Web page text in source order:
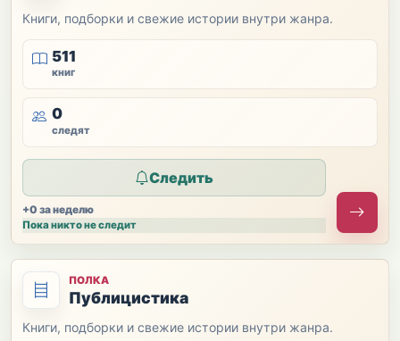
Книги, подборки и свежие истории внутри жанра.
511
книг
0
следят
Следить
+0 за неделю
Пока никто не следит
ПОЛКА
Публицистика
Книги, подборки и свежие истории внутри жанра.